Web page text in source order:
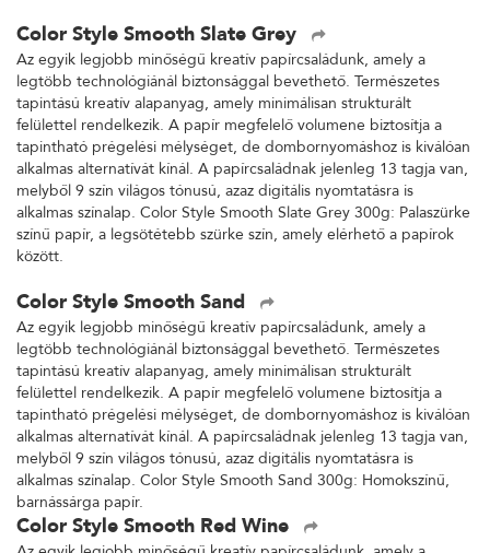
Color Style Smooth Slate Grey
Az egyik legjobb minőségű kreatív papírcsaládunk, amely a
legtöbb technológiánál biztonsággal bevethető. Természetes
tapintású kreatív alapanyag, amely minimálisan strukturált
felülettel rendelkezik. A papír megfelelő volumene biztosítja a
tapintható prégelési mélységet, de dombornyomáshoz is kiválóan
alkalmas alternatívát kínál. A papírcsaládnak jelenleg 13 tagja van,
melyből 9 szín világos tónusú, azaz digitális nyomtatásra is
alkalmas színalap. Color Style Smooth Slate Grey 300g: Palaszürke
színű papír, a legsötétebb szürke szín, amely elérhető a papírok
között.
Color Style Smooth Sand
Az egyik legjobb minőségű kreatív papírcsaládunk, amely a
legtöbb technológiánál biztonsággal bevethető. Természetes
tapintású kreatív alapanyag, amely minimálisan strukturált
felülettel rendelkezik. A papír megfelelő volumene biztosítja a
tapintható prégelési mélységet, de dombornyomáshoz is kiválóan
alkalmas alternatívát kínál. A papírcsaládnak jelenleg 13 tagja van,
melyből 9 szín világos tónusú, azaz digitális nyomtatásra is
alkalmas színalap. Color Style Smooth Sand 300g: Homokszínű,
barnássárga papír.
Color Style Smooth Red Wine